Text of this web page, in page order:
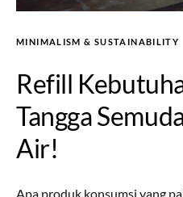
MINIMALISM & SUSTAINABILITY
Refill
Tangga
Air!
Apa produk konsumsi yang